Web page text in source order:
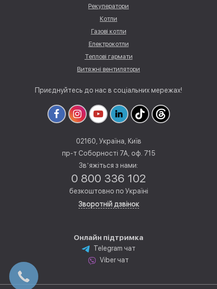
Рекуператори
Котли
Газові котли
Електрокотли
Теплові гармати
Витяжні вентилятори
Приєднуйтесь до нас в соціальних мережах!
02160, Україна, Київ
пр-т Соборності 7А, оф. 715
Звʼяжіться з нами:
0 800 336 102
безкоштовно по Україні
Зворотній дзвінок
Онлайн підтримка
Telegram чат
Viber чат